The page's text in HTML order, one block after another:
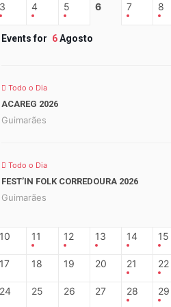
3 4 5 6 7 8
Events for 6Agosto
Todo o Dia
ACAREG 2026
Guimarães
Todo o Dia
FEST’IN FOLK CORREDOURA 2026
Guimarães
10 11 12 13 14 15
17 18 19 20 21 22
24 25 26 27 28 29